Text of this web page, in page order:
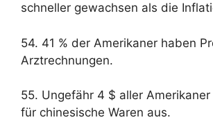
schneller gewachsen als die
54. 41 % der Amerikaner haben
Arztrechnungen.
55. Ungefähr 4 $ aller
für chinesische Waren aus.